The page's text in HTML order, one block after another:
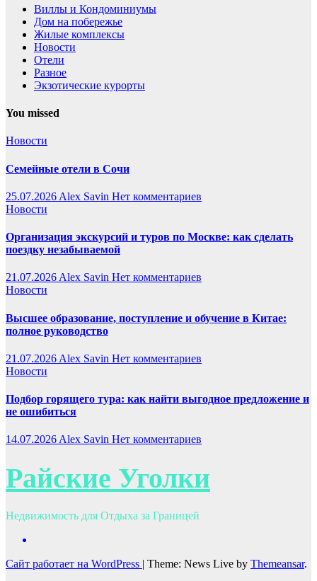
Виллы и Кондоминиумы
Дом на побережье
Жилые комплексы
Новости
Отели
Разное
Экзотические курорты
You missed
Новости
Семейные отели в Сочи
25.07.2026 Alex Savin Нет комментариев
Новости
Организация экскурсий и туров по Москве: как сделать
поездку незабываемой
21.07.2026Alex Savin Нет комментариев
Новости
Высшее образование, поступление и обучение в Китае:
полное руководство
21.07.2026 Alex Savin Нет комментариев
Новости
Подбор горящего тура: как найти выгодное предложение и
не ошибиться
14.07.2026Alex Savin Нет комментариев
Райские Уголки
Недвижимость для Отдыха за Границей
Сайт работает на WordPress | Theme: News Live by Themeansar.